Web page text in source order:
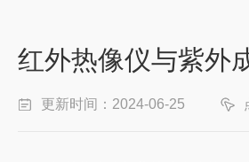
红外热像仪与紫外
更新时间：2024-06-25